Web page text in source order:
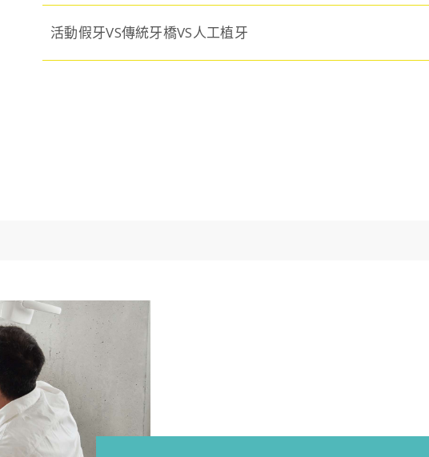
活動假牙VS傳統牙橋VS人工植牙